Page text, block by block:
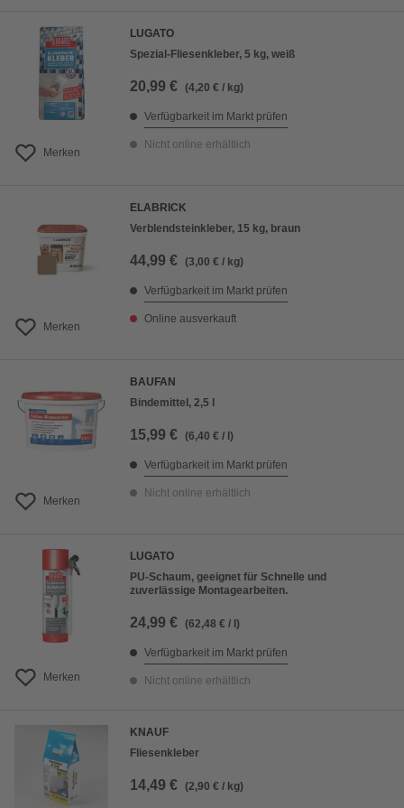
Merken
LUGATO
Spezial-Fliesenkleber, 5 kg, weiß
20,99 € (4,20 € / kg)
Verfügbarkeit im Markt prüfen
Nicht online erhältlich
Merken
ELABRICK
Verblendsteinkleber, 15 kg, braun
44,99 € (3,00 € / kg)
Verfügbarkeit im Markt prüfen
Online ausverkauft
Merken
BAUFAN
Bindemittel, 2,5 l
15,99 € (6,40 € / l)
Verfügbarkeit im Markt prüfen
Nicht online erhältlich
Merken
LUGATO
PU-Schaum, geeignet für Schnelle und
zuverlässige Montagearbeiten.
24,99 € (62,48 € / l)
Verfügbarkeit im Markt prüfen
Nicht online erhältlich
KNAUF
Fliesenkleber
14,49 € (2,90 € / kg)